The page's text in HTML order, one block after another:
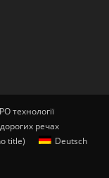
технології
речах
title) Deutsch